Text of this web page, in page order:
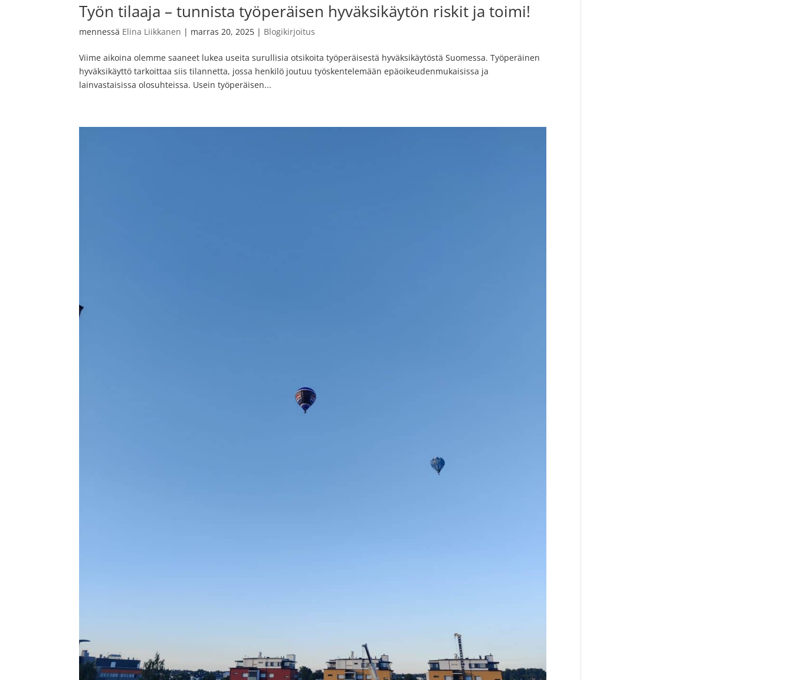
Työn tilaaja – tunnista työperäisen hyväksikäytön riskit ja toimi!
mennessä Elina Liikkanen | marras 20, 2025 | Blogikirjoitus
Viime aikoina olemme saaneet lukea useita surullisia otsikoita työperäisestä hyväksikäytöstä Suomessa. Työperäinen
hyväksikäyttö tarkoittaa siis tilannetta, jossa henkilö joutuu työskentelemään epäoikeudenmukaisissa ja
lainvastaisissa olosuhteissa. Usein työperäisen...